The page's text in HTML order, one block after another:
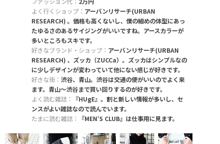
よく行くショップ： アーバンリサーチ(URBAN
RESEARCH) 。価格も高くないし、僕の細めの体型にあっ
たゆるさのあるサイジングがいいですね。アースカラーが
多いところもスキです。
好きなブランド・ショップ： アーバンリサーチ(URBAN
RESEARCH) 、ズッカ（ZUCCa）。ズッカはシンプルなの
に少しデザインが変わっていて他にない感じが好きです。
好きな街： 渋谷、青山。渋谷は交通の便がいいのでよく来
ます。青山〜渋谷まで買い回りするのが好きです。
よく読む雑誌：
『HUgE』。割と新しい情報が多いし、セ
ンスがよい雑誌なので読んでいます。
たまに読む雑誌：
『MEN’S CLUB』は仕事用に見ます。